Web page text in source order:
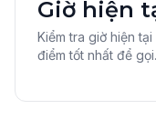
Giờ hiện
Kiểm tra giờ hiện
điểm tốt nhất để gọi.